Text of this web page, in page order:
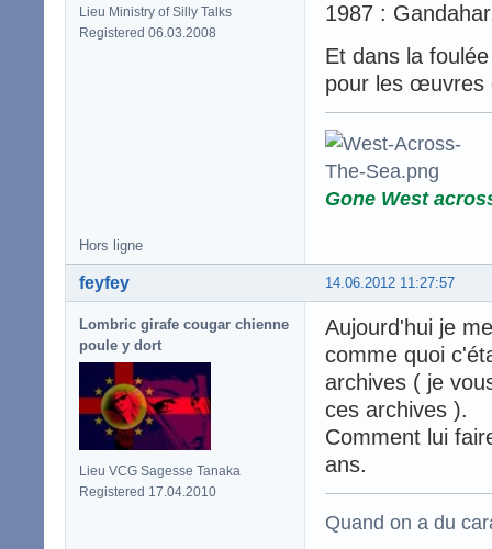
Lieu Ministry of Silly Talks
Registered 06.03.2008
1987 :
Et dans la
pour les œuvres
Gone West
Hors ligne
14.06.2012 11:27:57
feyfey
Lombric girafe cougar chienne
poule y dort
Lieu VCG Sagesse Tanaka
Registered 17.04.2010
Aujourd'hui je
comme quoi
archives ( je
ces archives ).
Comment lui
ans.
Quand on a du